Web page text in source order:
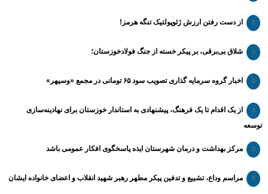
از دست رفتن ارزش ژئوپولتیک تنگه هرمز!
شلاق‌ بی‌برقی، بر پیکر خسته‌ از جنگ فولادخوزستان؛
اخبار گروه سرمایه گذاری تصویب سود ۶۵ تومانی در مجمع «وسپهر»
از یک اقدام تا یک فرهنگ، پیشنهادی به استاندار خوزستان برای نهادینه‌سازی
توسعه
مرکز بهداشت و درمان شهرستان ایذه پاسخگوی افکار عمومی باشد
مراسم وداع، تشییع و تدفین پیکر مطهر رهبر شهید انقلاب و اعضای خانواده ایشان